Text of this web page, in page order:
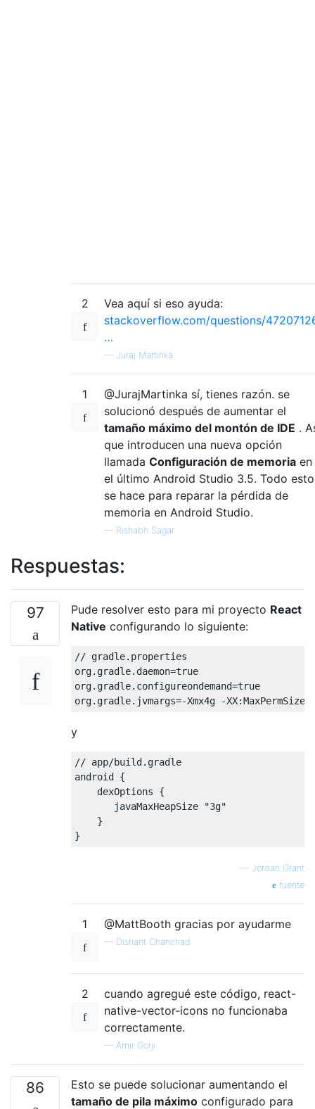
2
Vea aquí si eso ayuda:
stackoverflow.com/questions/
…
— Juraj Martinka
1
@JurajMartinka sí, tienes razón. se
solucionó después de aumentar el
tamaño máximo del montón de IDE .
que introducen una nueva opción
llamada Configuración de memoria en
el último Android Studio 3.5. Todo esto
se hace para reparar la pérdida de
memoria en Android Studio.
— Rishabh Sagar
Respuestas:
97 Pude resolver esto para mi proyecto React
Native configurando lo siguiente:
// gradle.properties
org.gradle.daemon=true
org.gradle.configureondemand=true
y
// app/build.gradle
android {
    dexOptions {
       javaMaxHeapSize "3g"
    }
— Jordan Grant
fuente
1 @MattBooth gracias por ayudarme
— Dishant Chanchad
2
cuando agregué este código, react-
native-vector-icons no funcionaba
correctamente.
— Amir Gorji
86
Esto se puede solucionar aumentando el
tamaño de pila máximo configurado para